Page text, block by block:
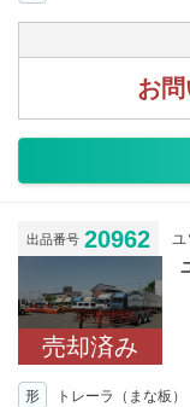
お問
出品番号 20962
売却済み
形 トレーラ（まな板）